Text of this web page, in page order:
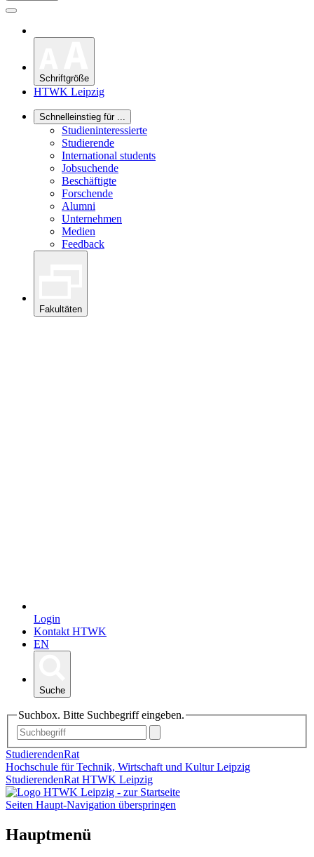
Schriftgröße
HTWK Leipzig
Schnelleinstieg für ...
Studieninteressierte
Studierende
International students
Jobsuchende
Beschäftigte
Forschende
Alumni
Unternehmen
Medien
Feedback
Fakultäten
Login
Kontakt HTWK
EN
Suche
Suchbox. Bitte Suchbegriff eingeben.
StudierendenRat
Hochschule für Technik, Wirtschaft und Kultur Leipzig
StudierendenRat HTWK Leipzig
Seiten Haupt-Navigation überspringen
Hauptmenü